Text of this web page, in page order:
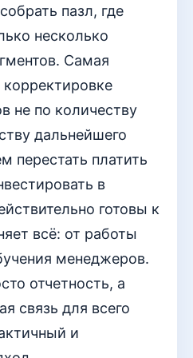
пазл, где
несколько
Самая
не по количеству
дальнейшего
платить
в
готовы к
всё: от работы
менеджеров.
отчетность, а
связь для всего
и